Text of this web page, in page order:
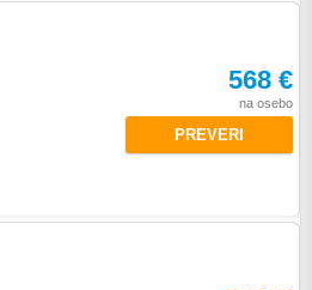
568 €
na osebo
PREVERI